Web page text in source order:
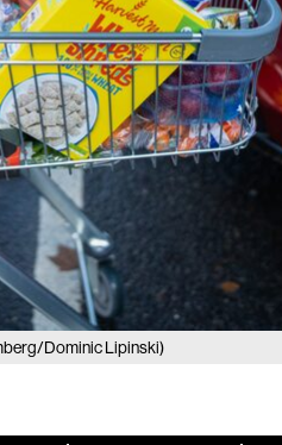
Dominic Lipinski)